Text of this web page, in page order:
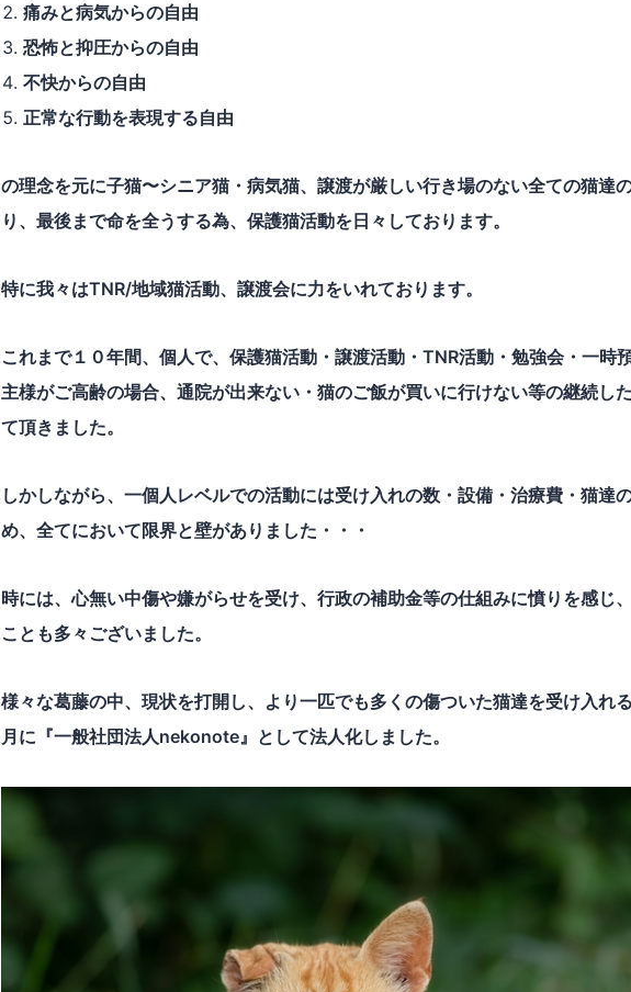
痛みと病気からの自由
恐怖と抑圧からの自由
不快からの自由
正常な行動を表現する自由
の理念を元に子猫〜シニア猫・病気猫、譲渡が厳しい行き場のない全ての猫達
り、最後まで命を全うする為、保護猫活動を日々しております。
特に我々はTNR/地域猫活動、譲渡会に力をいれております。
これまで１０年間、個人で、保護猫活動・譲渡活動・TNR活動・勉強会・一時
主様がご高齢の場合、通院が出来ない・猫のご飯が買いに行けない等の継続し
て頂きました。
しかしながら、一個人レベルでの活動には受け入れの数・設備・治療費・猫達
め、全てにおいて限界と壁がありました・・・
時には、心無い中傷や嫌がらせを受け、行政の補助金等の仕組みに憤りを感じ
ことも多々ございました。
様々な葛藤の中、現状を打開し、より一匹でも多くの傷ついた猫達を受け入れ
月に『一般社団法人nekonote』として法人化しました。